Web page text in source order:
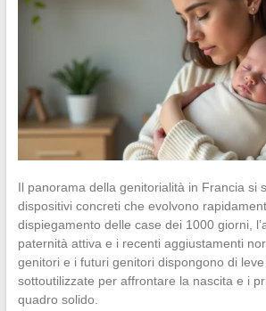
Il panorama della genitorialità in Francia si
dispositivi concreti che evolvono
dispiegamento delle case dei 1000 giorni,
paternità attiva e i recenti aggiustamenti
genitori e i futuri genitori dispongono di
sottoutilizzate per affrontare la nascita e i
quadro solido.